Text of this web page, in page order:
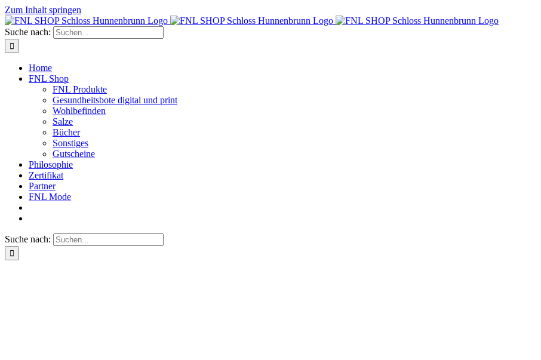
Zum Inhalt springen
Suche nach:
Home
FNL Shop
FNL Produkte
Gesundheitsbote digital und print
Wohlbefinden
Salze
Bücher
Sonstiges
Gutscheine
Philosophie
Zertifikat
Partner
FNL Mode
Suche nach: